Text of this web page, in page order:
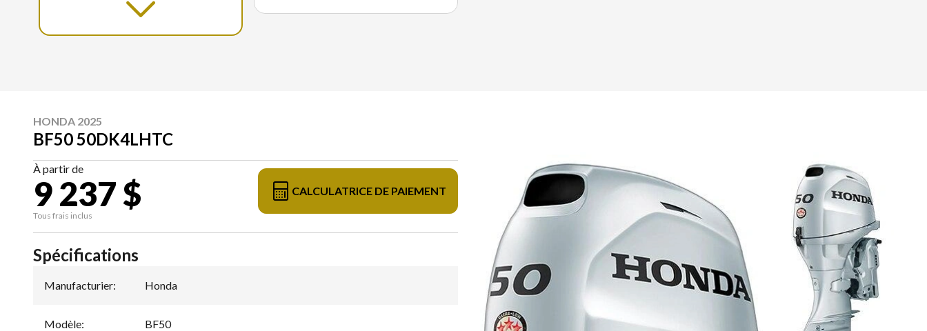
HONDA 2025
BF50 50DK4LHTC
À partir de
9 237 $
Tous frais inclus
CALCULATRICE DE PAIEMENT
Spécifications
Manufacturier: Honda
Modèle: BF50